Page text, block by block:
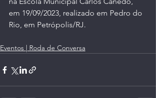
em 19/09/2023, realizado em Pedro do
Rio, em Petrópolis/RJ.
Eventos | Roda de Conversa